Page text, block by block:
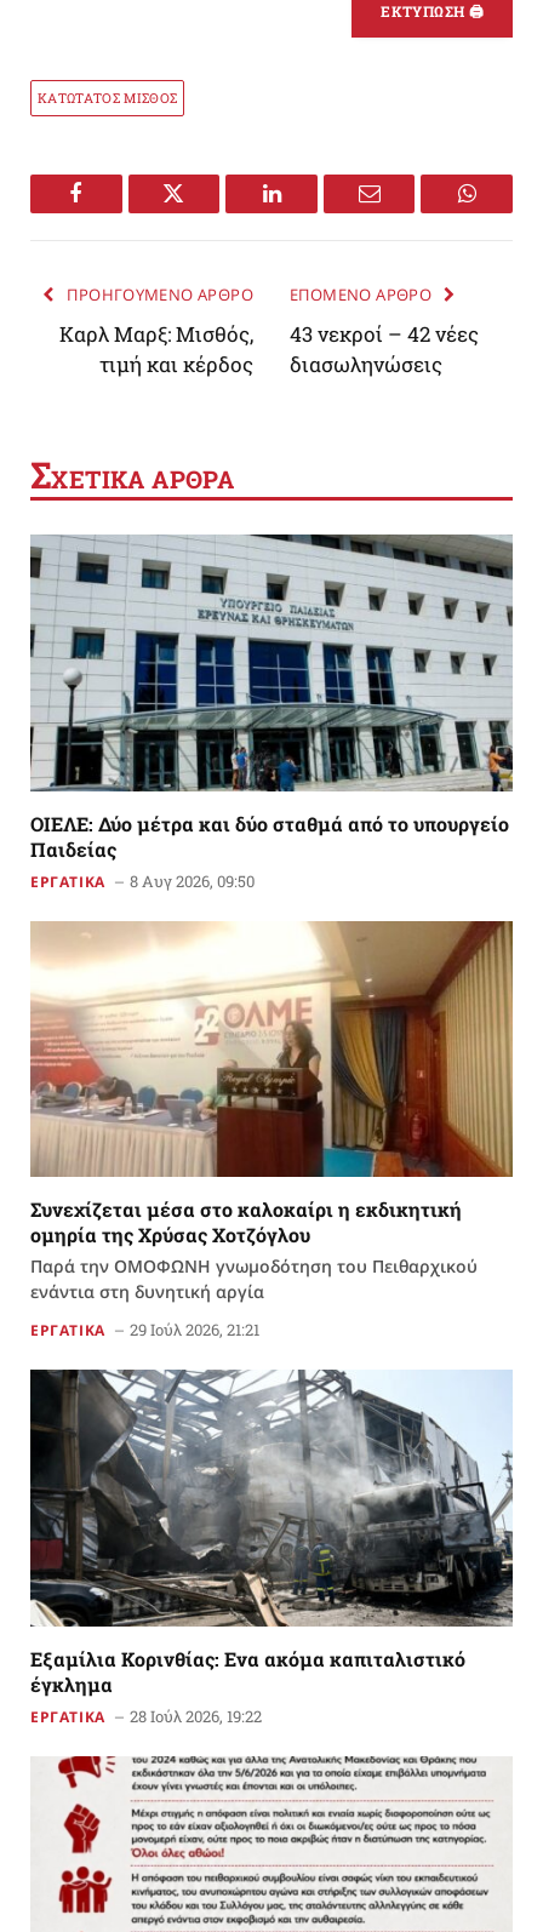
ΕΚΤΥΠΩΣΗ 🖨
ΚΑΤΩΤΑΤΟΣ ΜΙΣΘΟΣ
Facebook Twitter LinkedIn Email
ΠΡΟΗΓΟΥΜΕΝΟ ΑΡΘΡΟ
Καρλ Μαρξ: Μισθός,
τιμή και κέρδος
ΕΠΟΜΕΝΟ ΑΡΘΡΟ
43 νεκροί – 42 νέες
διασωληνώσεις
ΣΧΕΤΙΚΑ ΑΡΘΡΑ
ΟΙΕΛΕ: Δύο μέτρα και δύο σταθμά από το υπουργείο
Παιδείας
ΕΡΓΑΤΙΚΑ 8 Αυγ 2026, 09:50
Συνεχίζεται μέσα στο καλοκαίρι η εκδικητική
ομηρία της Χρύσας Χοτζόγλου
Παρά την ΟΜΟΦΩΝΗ γνωμοδότηση του Πειθαρχικού
ενάντια στη δυνητική αργία
ΕΡΓΑΤΙΚΑ 29 Ιούλ 2026, 21:21
Εξαμίλια Κορινθίας: Ενα ακόμα καπιταλιστικό
έγκλημα
ΕΡΓΑΤΙΚΑ 28 Ιούλ 2026, 19:22